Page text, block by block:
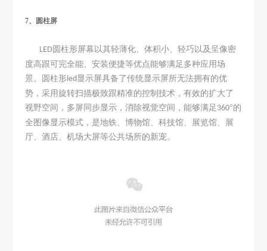
7、圆柱屏
LED 圆柱形屏幕以其轻薄化、体积小、轻巧以及呈像密
度高跟可完全能、安装便捷等优点能够满足多种应用场
景。圆柱形 led 显示屏具备了传统显示屏所无法拥有的优
势，采用旋转扫描极致跟精准的控制技术，有效的扩大了
视野空间，多屏同步显示，消除视觉空间，能够满足 360°的
全图像显示模式，是地铁、博物馆、科技馆、展览馆、展
厅、酒店、机场大屏等公共场所的新宠。